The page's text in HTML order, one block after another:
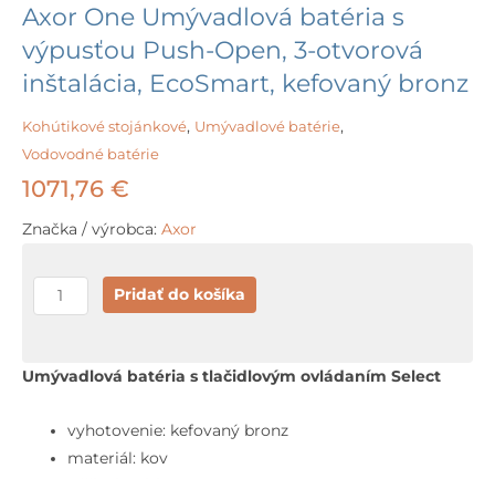
Axor One Umývadlová batéria s
výpusťou Push-Open, 3-otvorová
inštalácia, EcoSmart, kefovaný bronz
Kohútikové stojánkové, Umývadlové batérie,
Vodovodné batérie
1071,76 €
Značka / výrobca: Axor
množstvo
Axor
Umývadlová
výpusťou
Pridať do košíka
Umývadlová batéria s tlačidlovým ovládaním Select
vyhotovenie: kefovaný bronz
materiál: kov